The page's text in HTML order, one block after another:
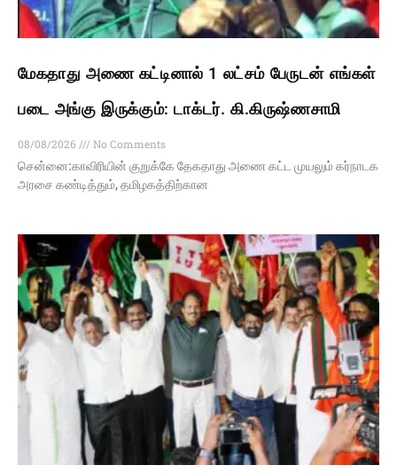
மேகதாது அணை கட்டினால் 1 லட்சம் பேருடன் எங்கள்
படை அங்கு இருக்கும்: டாக்டர். கி.கிருஷ்ணசாமி
08/08/2026
No Comments
சென்னை:காவிரியின் குறுக்கே தேகதாது அணை கட்ட முயலும் கர்நாடக
அரசை கண்டித்தும், தமிழகத்திற்கான